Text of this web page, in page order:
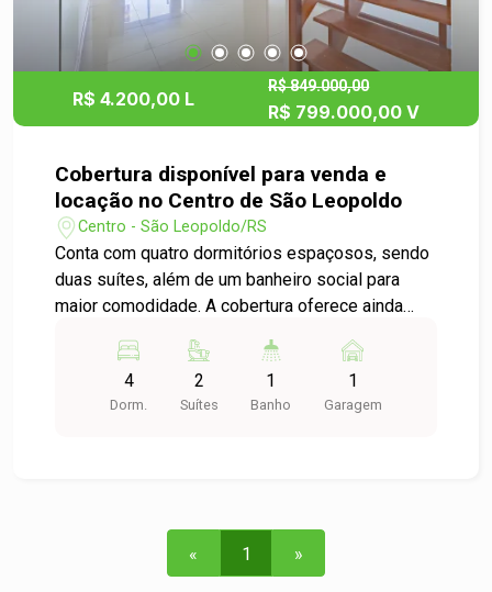
esclarecer todas as suas dúvidas e auxiliá-lo no
processo de locação deste imóvel incrível.
R$ 4.200,00 L
R$ 849.000,00
R$ 799.000,00 V
Cobertura disponível para venda e
locação no Centro de São Leopoldo
Centro - São Leopoldo/RS
Conta com quatro dormitórios espaçosos, sendo
duas suítes, além de um banheiro social para
maior comodidade. A cobertura oferece ainda
segurança e praticidade no dia a dia. Localizada
em uma região privilegiada que oferece
praticidade e fácil acesso a todo o comércio,
quem busca morar com amplitude, conforto e em
uma localização estratégica no coração da
4
Dorm.
2
Suítes
1
Banho
1
Garagem
« 1 »